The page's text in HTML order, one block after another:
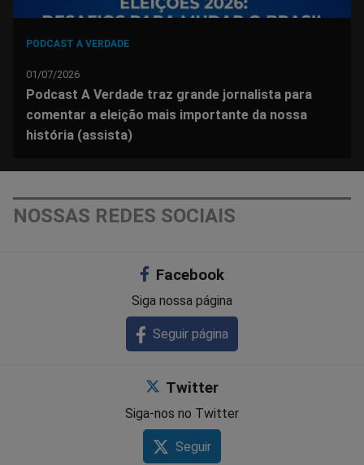
PODCAST A VERDADE
01/07/2026
Podcast A Verdade traz grande jornalista para
comentar a eleição mais importante da nossa
história (assista)
NOSSAS REDES SOCIAIS
Facebook
Siga nossa página
Seguir página
Twitter
Siga-nos no Twitter
Seguir